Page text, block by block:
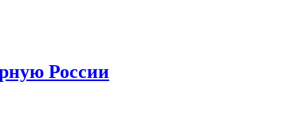
России